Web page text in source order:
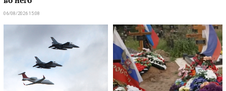
06/08/2026 15:08